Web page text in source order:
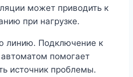
может приводить к
при нагрузке.
линию. Подключение к
помогает
источник проблемы.